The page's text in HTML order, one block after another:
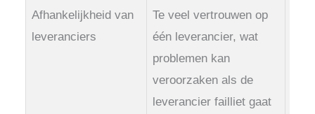
Afhankelijkheid van
leveranciers
Te veel vertrouwen op
één leverancier, wat
problemen kan
veroorzaken als de
leverancier failliet gaat